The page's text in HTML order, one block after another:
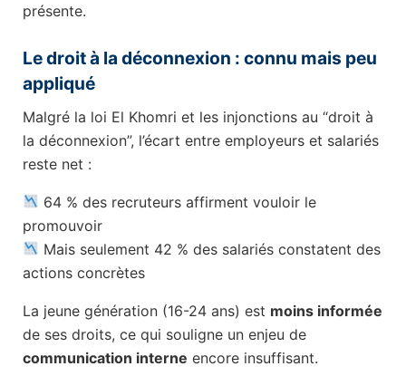
présente.
Le droit à la déconnexion : connu mais peu
appliqué
Malgré la loi El Khomri et les injonctions au “droit à
la déconnexion”, l’écart entre employeurs et salariés
reste net :
64 % des recruteurs affirment vouloir le
promouvoir
Mais seulement 42 % des salariés constatent des
actions concrètes
La jeune génération (16-24 ans) est moins informée
de ses droits, ce qui souligne un enjeu de
communication interne encore insuffisant.